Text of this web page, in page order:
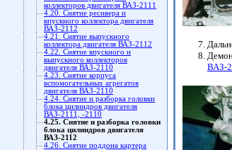
коллекторов двигателя ВАЗ-2111
4.20. Снятие ресивера и
впускного коллектора двигателя
ВАЗ-2112
4.21. Снятие выпускного
коллектора двигателя ВАЗ-2112
4.22. Снятие впускного и
выпускного коллекторов
двигателя ВАЗ-2110
4.23. Снятие корпуса
вспомогательных агрегатов
двигателя ВАЗ-2110
4.24. Снятие и разборка головки
блока цилиндров двигателя
ВАЗ-2111, -2110
4.25. Снятие и разборка головки
блока цилиндров двигателя
ВАЗ-2112
4.26. Снятие поддона картера
ВАЗ-